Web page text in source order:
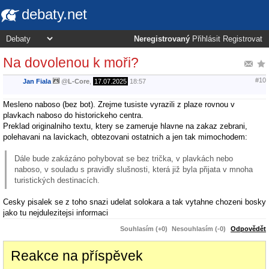
debaty.net
Neregistrovaný Přihlásit Registrovat
Na dovolenou k moři?
Jan Fiala @L-Core 17.07.2025 18:57 #10
Mesleno naboso (bez bot). Zrejme tusiste vyrazili z plaze rovnou v
plavkach naboso do historickeho centra.
Preklad originalniho textu, ktery se zameruje hlavne na zakaz zebrani,
polehavani na lavickach, obtezovani ostatnich a jen tak mimochodem:
Dále bude zakázáno pohybovat se bez trička, v plavkách nebo
naboso, v souladu s pravidly slušnosti, která již byla přijata v mnoha
turistických destinacích.
Cesky pisalek se z toho snazi udelat solokara a tak vytahne chozeni bosky
jako tu nejdulezitejsi informaci
Souhlasím (+0) Nesouhlasím (-0) Odpovědět
Reakce na příspěvek